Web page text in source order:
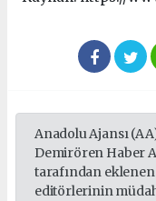
Anadolu Ajansı
Demirören Haber
tarafından
editörlerinin